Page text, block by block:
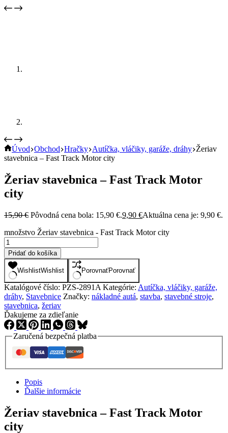
Úvod Obchod Hračky Autíčka, vláčiky, garáže, dráhy Žeriav
stavebnica – Fast Track Motor city
Žeriav stavebnica – Fast Track Motor
city
15,90€ Pôvodná cena bola: 15,90 €.9,90 €Aktuálna cena je: 9,90 €.
množstvo Žeriav stavebnica - Fast Track Motor city
Pridať do košíka
WishlistWishlist PorovnaťPorovnať
Katalógové číslo: PZS-2891A Kategórie: Autíčka, vláčiky, garáže,
dráhy, Stavebnice Značky: nákladné autá, stavba, stavebné stroje,
stavebnica, žeriav
Ďakujeme za zdieľanie
Zaručená bezpečná platba
Popis
Ďalšie informácie
Žeriav stavebnica – Fast Track Motor
city